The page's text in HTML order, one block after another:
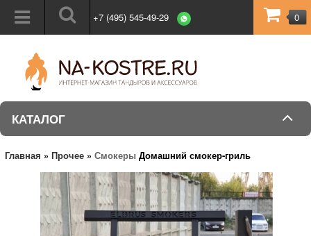
+7 (495) 545-49-29 0
КАТАЛОГ
Главная » Прочее » Смокеры Домашний смокер-гриль